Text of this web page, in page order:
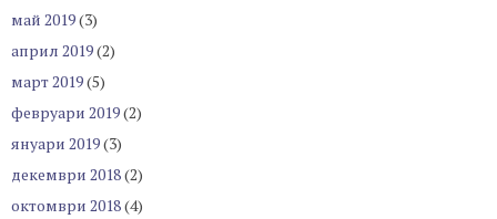
май 2019(3)
април 2019(2)
март 2019(5)
февруари 2019(2)
януари 2019(3)
декември 2018(2)
октомври 2018(4)